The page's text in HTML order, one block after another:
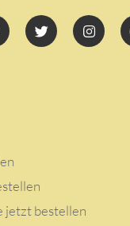
jetzt bestellen